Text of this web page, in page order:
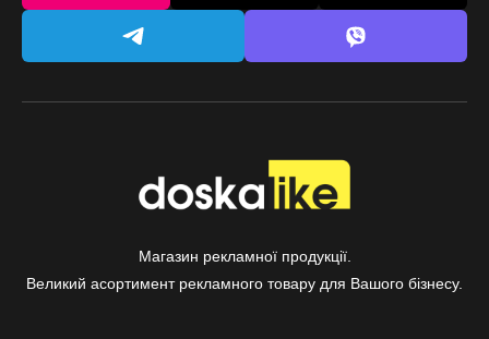
Магазин рекламної продукції.
Великий асортимент рекламного товару для Вашого бізнесу.